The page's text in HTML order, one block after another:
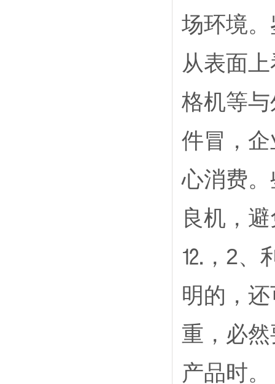
场环境
从表面
格机等
件冒，
心消费
良机，
⒓，2、
明的，
重，必
产品时。